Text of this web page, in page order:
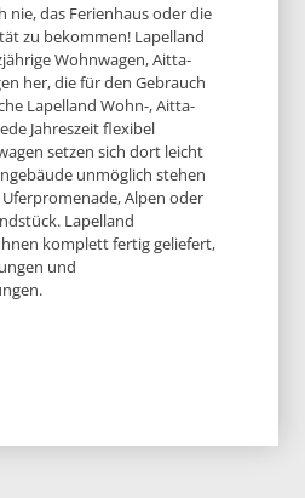
nie, das Ferienhaus oder die
zu bekommen! Lapelland
Wohnwagen, Aitta-
her, die für den Gebrauch
Lapelland Wohn-, Aitta-
Jahreszeit flexibel
setzen sich dort leicht
unmöglich stehen
Alpen oder
Lapelland
komplett fertig geliefert,
und